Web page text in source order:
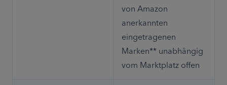
von Amazon
anerkannten
eingetragenen
Marken** unabhängig
vom Marktplatz offen